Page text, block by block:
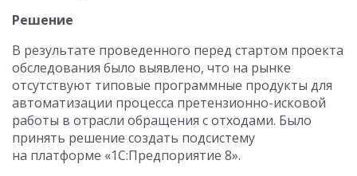
Решение
В результате проведенного перед стартом проекта
обследования было выявлено, что на рынке
отсутствуют типовые программные продукты для
автоматизации процесса претензионно-исковой
работы в отрасли обращения с отходами. Было
принять решение создать подсистему
на платформе «1С:Предпориятие 8».